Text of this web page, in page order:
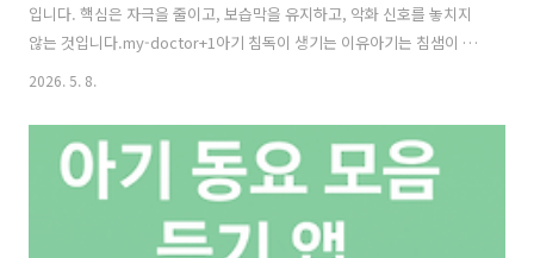
입니다. 핵심은 자극을 줄이고, 보습막을 유지하고, 악화 신호를 놓치지
않는 것입니다.my-doctor+1아기 침독이 생기는 이유아기는 침샘이 발
달하면서 침이 많아지지만, 이를 잘 삼키지 못해 피부에 오래 남기 쉽습
붉어짐과 거침, 따가움이 나타날 수 있습니다. 이유식이나 음식물이 입
주변에 남는 것도 악화 요인입니다.likeiam5+2집에서 하는 관리법아기
침독 관리법의 첫 단계는 침을 자주, 부드럽게 닦아주는 것입니다. 거친
건으로 톡톡 눌러 닦는 것이 좋습니다. 닦은 뒤에는 물기를 남기지 말..
2026. 5. 8.